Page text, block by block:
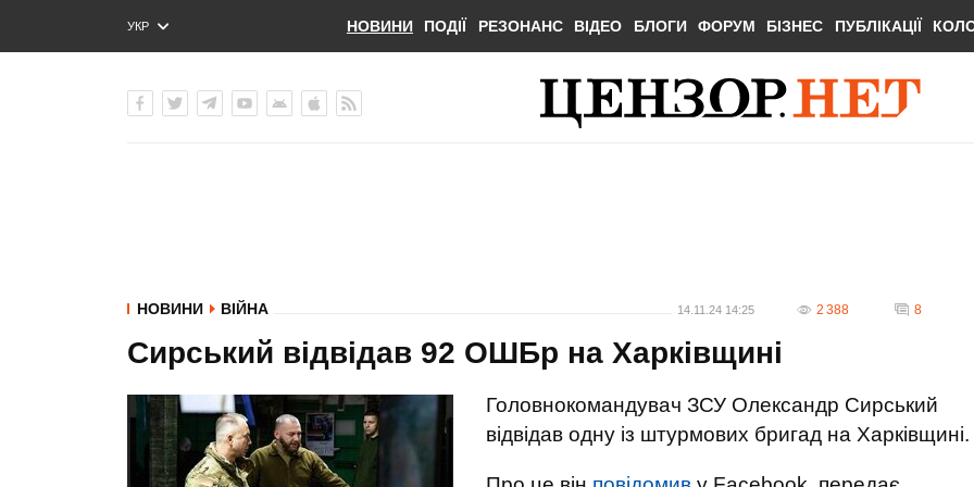
УКР
ENG
НОВИНИ ПОДІЇ РЕЗОНАНС ВІДЕО БЛОГИ ФОРУМ БІЗНЕС ПУБЛІКАЦІЇ
НОВИНИ ВІЙНА 14.11.24 14:25 2 388 8
Сирський відвідав 92 ОШБр на Харківщині
Головнокомандувач ЗСУ Олександр Сирський
відвідав одну із штурмових бригад на Харківщині.